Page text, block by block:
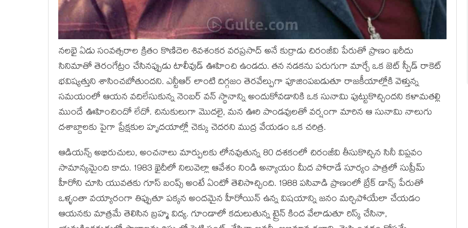
నలభై ఏడు సంవత్సరాల క్రితం కొణిదెల శివశంకర వరప్రసాద్ అనే కుర్రాడు చిరంజీవి పేరుతో ప్రాణం ఖరీదు
సినిమాతో తెరంగేట్రం చేసినప్పుడు టాలీవుడ్ ఊహించి ఉండదు. తన నడకను పరుగుగా మార్చే ఒక జెట్ స్పీడ్ రాకెట్
భవిష్యత్తుని శాసించబోతుందని. ఎన్టీఆర్ లాంటి దిగ్గజం తెరవేల్పుగా పూజింపబడుతూ రాజకీయాల్లోకి వెళ్తున్న
సమయంలో ఆయన వదిలేసుకున్న నెంబర్ వన్ స్థానాన్ని అందుకోవడానికి ఒక సునామి పుట్టుకొచ్చిందని కళామతల్లి
ముందే ఊహించిందో లేదో. చినుకులుగా మొదలై, మన ఊరి పాండవులతో వర్షంగా మారిన ఆ సునామి నాలుగు
దశాబ్దాలకు పైగా ప్రేక్షకుల హృదయాల్లో చెక్కు చెదరని ముద్ర వేయడం ఒక చరిత్ర.
ఆడియన్స్ అభిరుచులు, అంచనాలు మార్పులకు లోనవుతున్న 80 దశకంలో చిరంజీవి తీసుకొచ్చిన సినీ విప్లవం
సామాన్యమైంది కాదు. 1983 ఖైదీలో నిలువెల్లా ఆవేశం నిండి అన్యాయం మీద పోరాడే సూర్యం పాత్రలో సుప్రీమ్
హీరోని చూసి యువతకు గూస్ బంప్స్ అంటే ఏంటో తెలిసొచ్చింది. 1988 పసివాడి ప్రాణంలో బ్రేక్ డాన్స్ పేరుతో
ఒళ్ళంతా వయ్యారంగా తిప్పుతూ పక్కన అందమైన హీరోయిన్ ఉన్న విషయాన్ని జనం మర్చిపోయేలా చేయడం
ఆయనకు మాత్రమే తెలిసిన బ్రహ్మ విద్య. గూండాలో కదులుతున్న ట్రైన్ కింద వేలాడుతూ రిస్క్ చేసినా,